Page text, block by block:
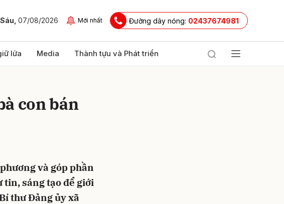
07/08/2026 Mới nhất Đường dây nóng: 02437674981
lửa Media Thành tựu và Phát triển
con bán
và góp phần
tin, sáng tạo để giới
thư Đảng ủy xã
Hủy Gửi